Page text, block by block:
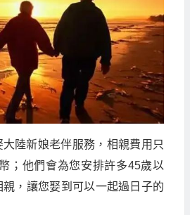
陸新娘老伴服務，相親費用只
；他們會為您安排許多45歲以
親，讓您娶到可以一起過日子的